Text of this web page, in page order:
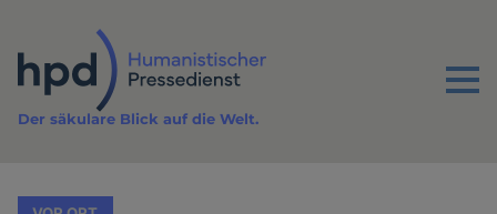
Inhalt
Menu
Der säkulare Blick auf die Welt.